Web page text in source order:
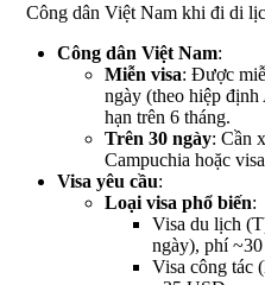
Công dân Việt Nam khi đi di
Công dân Việt Nam:
Miễn visa: Được
ngày (theo hiệp
hạn trên 6 tháng.
Trên 30 ngày: Cần
Campuchia hoặc
Visa yêu cầu:
Loại visa phổ biến:
Visa du lịch
ngày), phí
Visa công tác